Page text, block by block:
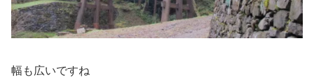
幅も広いですね